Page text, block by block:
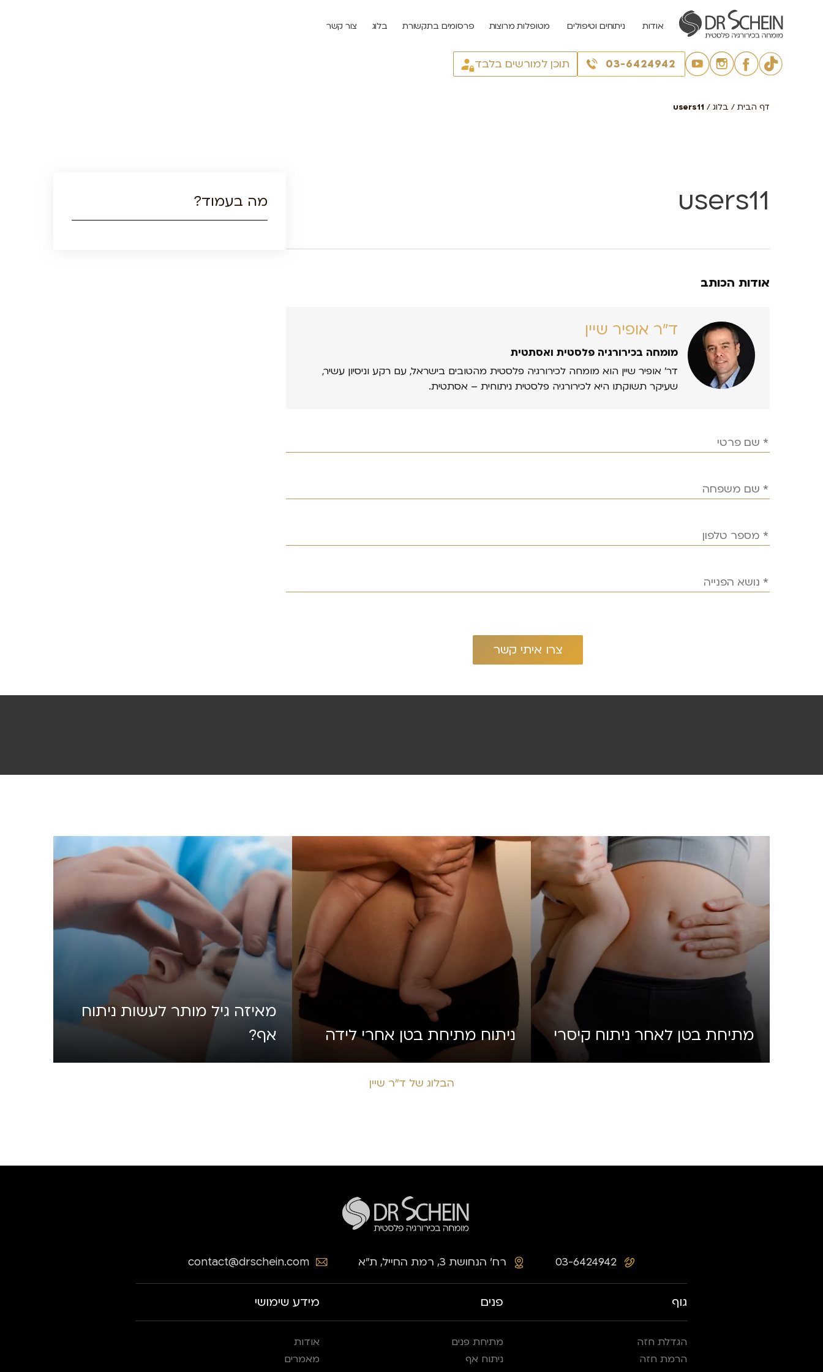
אודות ניתוחים וטיפולים מטופלות מרוצות פרסומים בתקשורת בלוג צור קשר
03-6424942 תוכן למורשים בלבד
דף הבית / בלוג /
users11
users11
אודות הכותב
ד״ר אופיר שיין
מומחה בכירורגיה פלסטית ואסתטית
דר’ אופיר שיין הוא מומחה לכירורגיה פלסטית מהטובים בישראל, עם רקע וניסיון עשיר,
שעיקר תשוקתו היא לכירורגיה פלסטית ניתוחית – אסתטית.
מה בעמוד?
מתיחת בטן לאחר ניתוח קיסרי ניתוח מתיחת בטן אחרי לידה
מאיזה גיל מותר לעשות ניתוח
אף?
הבלוג של ד״ר שיין
03-6424942 רח׳ הנחושת 3, רמת החייל, ת״א contact@drschein.com
גוף
הגדלת חזה
הרמת חזה
פנים
מתיחת פנים
ניתוח אף
מידע שימושי
אודות
מאמרים